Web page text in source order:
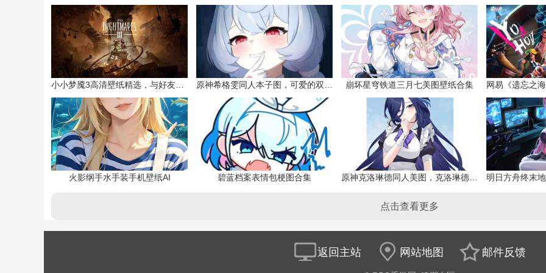
崩坏星穹铁道三月七美图壁纸合集 网易《遗忘之
火影纲手水手装手机壁纸AI 碧蓝档案表情包梗图合集 原神克洛琳德同人美图，克洛琳德战败会怎样
点击查看更多
返回主站 网站地图 邮件反馈